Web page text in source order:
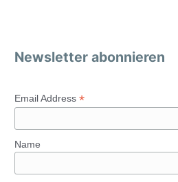
Newsletter abonnieren
Email Address *
Name